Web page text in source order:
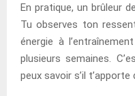
En pratique, un brûleur
Tu observes ton
énergie à
plusieurs semaines.
peux savoir s’il